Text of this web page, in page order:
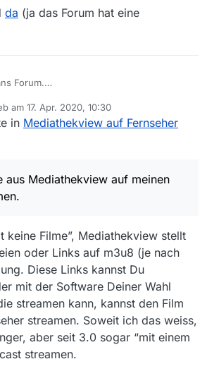
da (ja das Forum hat eine
Forum.
streamen.
Chromecast für den Fernseher und VLC
für den
am 17. Apr. 2020, 10:30
editiert von
in Mediathekview auf Fernseher
aus Mediathekview auf meinen
keine Filme”, Mediathekview stellt
oder Links auf m3u8 (je nach
Diese Links kannst Du
mit der Software Deiner Wahl
streamen kann, kannst den Film
streamen. Soweit ich das weiss,
aber seit 3.0 sogar “mit einem
streamen.